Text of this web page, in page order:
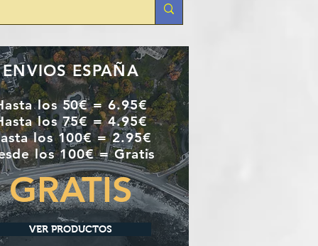
ENVIOS ESPAÑA
los 50€ = 6.95€
los 75€ = 4.95€
los 100€ = 2.95€
los 100€ = Gratis
GRATIS
VER PRODUCTOS